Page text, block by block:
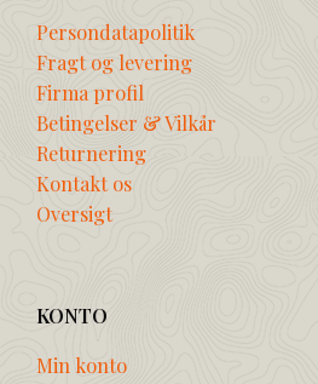
Persondatapolitik
Fragt og levering
Firma profil
Betingelser & Vilkår
Returnering
Kontakt os
Oversigt
KONTO
Min konto